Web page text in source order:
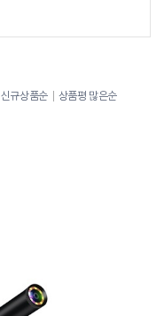
신규상품순 상품평 많은순